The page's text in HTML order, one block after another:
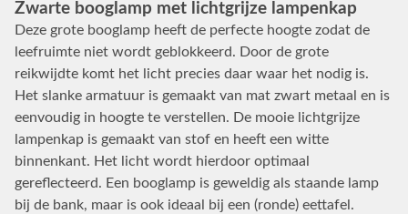
Zwarte booglamp met lichtgrijze lampenkap
Deze grote booglamp heeft de perfecte hoogte zodat de
leefruimte niet wordt geblokkeerd. Door de grote
reikwijdte komt het licht precies daar waar het nodig is.
Het slanke armatuur is gemaakt van mat zwart metaal en is
eenvoudig in hoogte te verstellen. De mooie lichtgrijze
lampenkap is gemaakt van stof en heeft een witte
binnenkant. Het licht wordt hierdoor optimaal
gereflecteerd. Een booglamp is geweldig als staande lamp
bij de bank, maar is ook ideaal bij een (ronde) eettafel.